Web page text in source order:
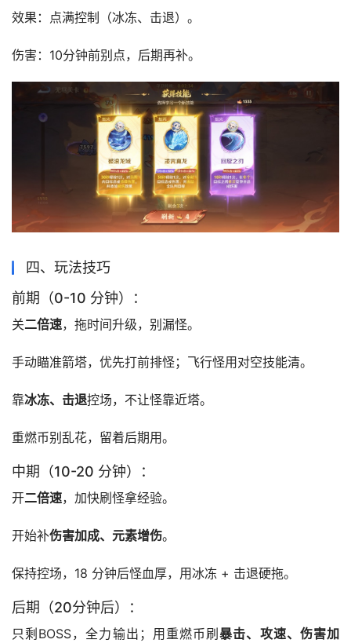
效果：点满控制（冰冻、击退）。
伤害：10分钟前别点，后期再补。
四、玩法技巧
前期（0-10 分钟）：
关二倍速，拖时间升级，别漏怪。
手动瞄准箭塔，优先打前排怪；飞行怪用对空技能清。
靠冰冻、击退控场，不让怪靠近塔。
重燃币别乱花，留着后期用。
中期（10-20 分钟）：
开二倍速，加快刷怪拿经验。
开始补伤害加成、元素增伤。
保持控场，18 分钟后怪血厚，用冰冻 + 击退硬拖。
后期（20分钟后）：
只剩BOSS，全力输出；用重燃币刷暴击、攻速、伤害加